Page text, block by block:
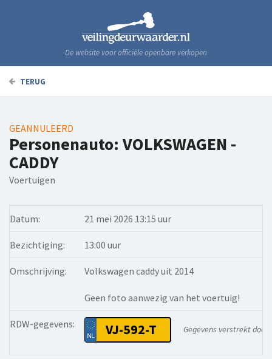
De website voor officiële openbare verkopen
TERUG
GEANNULEERD
Personenauto: VOLKSWAGEN -
CADDY
Voertuigen
Datum: 21 mei 2026 13:15 uur
Bezichtiging: 13:00 uur
Omschrijving: Volkswagen caddy uit 2014
Geen foto aanwezig van het voertuig!
RDW-gegevens: VJ-592-T Gegevens verstrekt door